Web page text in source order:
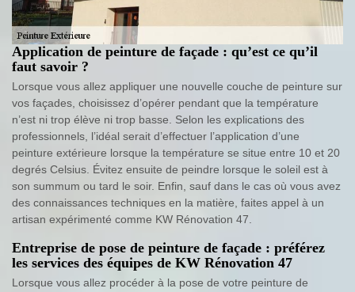
Application de peinture de façade : qu’est ce qu’il
faut savoir ?
Lorsque vous allez appliquer une nouvelle couche de peinture sur
vos façades, choisissez d’opérer pendant que la température
n’est ni trop élève ni trop basse. Selon les explications des
professionnels, l’idéal serait d’effectuer l’application d’une
peinture extérieure lorsque la température se situe entre 10 et 20
degrés Celsius. Évitez ensuite de peindre lorsque le soleil est à
son summum ou tard le soir. Enfin, sauf dans le cas où vous avez
des connaissances techniques en la matière, faites appel à un
artisan expérimenté comme KW Rénovation 47.
Entreprise de pose de peinture de façade : préférez
les services des équipes de KW Rénovation 47
Lorsque vous allez procéder à la pose de votre peinture de